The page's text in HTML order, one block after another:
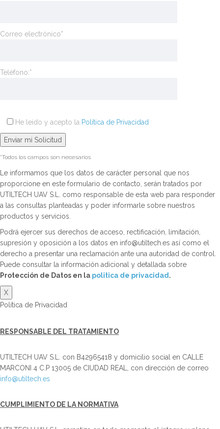
Correo electrónico*
Teléfono:*
He leído y acepto la Política de Privacidad
*Todos los campos son necesarios
Le informamos que los datos de carácter personal que nos
proporcione en este formulario de contacto, serán tratados por
UTILTECH UAV S.L. como responsable de esta web para responder
a las consultas planteadas y poder informarle sobre nuestros
productos y servicios.
Podrá ejercer sus derechos de acceso, rectificación, limitación,
supresión y oposición a los datos en info@utiltech.es así como el
derecho a presentar una reclamación ante una autoridad de control.
Puede consultar la información adicional y detallada sobre
Protección de Datos en la politica de privacidad .
X
Política de Privacidad
RESPONSABLE DEL TRATAMIENTO
UTILTECH UAV S.L. con B42965418 y domicilio social en CALLE
MARCONI 4 C.P 13005 de CIUDAD REAL, con dirección de correo
info@utiltech.es
CUMPLIMIENTO DE LA NORMATIVA